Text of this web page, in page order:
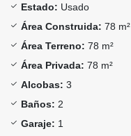
Estado: Usado
Área Construida: 78 m²
Área Terreno: 78 m²
Área Privada: 78 m²
Alcobas: 3
Baños: 2
Garaje: 1